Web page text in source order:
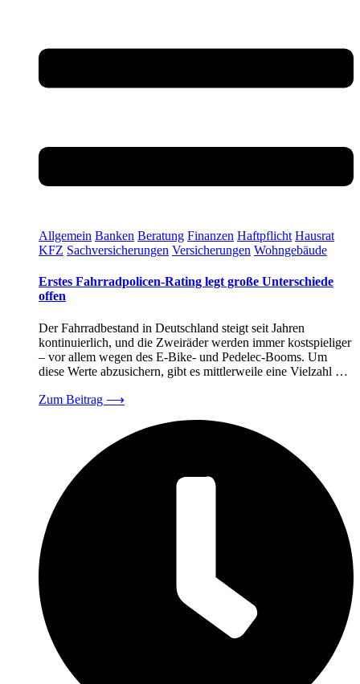
Allgemein Banken Beratung Finanzen Haftpflicht Hausrat
KFZ Sachversicherungen Versicherungen Wohngebäude
Erstes Fahrradpolicen-Rating legt große Unterschiede
offen
Der Fahrradbestand in Deutschland steigt seit Jahren
kontinuierlich, und die Zweiräder werden immer kostspieliger
– vor allem wegen des E-Bike- und Pedelec-Booms. Um
diese Werte abzusichern, gibt es mittlerweile eine Vielzahl …
Zum Beitrag ⟶